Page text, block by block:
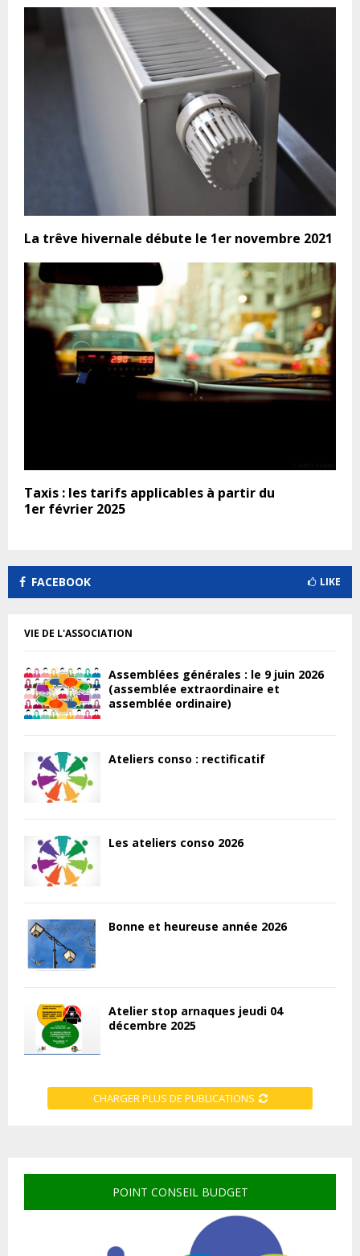
La trêve hivernale débute le 1er novembre 2021
Taxis : les tarifs applicables à partir du
1er février 2025
FACEBOOK LIKE
VIE DE L'ASSOCIATION
Assemblées générales : le 9 juin 2026
(assemblée extraordinaire et
assemblée ordinaire)
Ateliers conso : rectificatif
Les ateliers conso 2026
Bonne et heureuse année 2026
Atelier stop arnaques jeudi 04
décembre 2025
CHARGER PLUS DE PUBLICATIONS
POINT CONSEIL BUDGET